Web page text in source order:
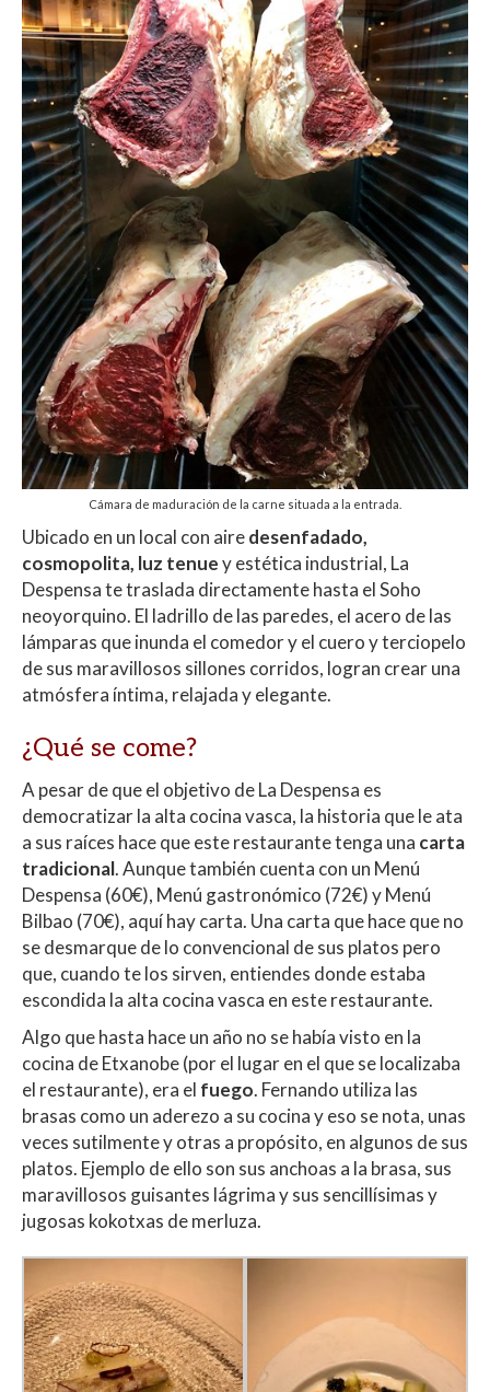
Cámara de maduración de la carne situada a la entrada.
Ubicado en un local con airedesenfadado,
cosmopolita, luz tenuey estética industrial, La
Despensa te traslada directamente hasta el Soho
neoyorquino. El ladrillo de las paredes, el acero de las
lámparas que inunda el comedor y el cuero y terciopelo
de sus maravillosos sillones corridos, logran crear una
atmósfera íntima, relajada y elegante.
¿Qué se come?
A pesar de que el objetivo de La Despensa es
democratizar la alta cocina vasca, la historia que le ata
a sus raíces hace que este restaurante tenga una carta
tradicional. Aunque también cuenta con un Menú
Despensa (60€), Menú gastronómico (72€) y Menú
Bilbao (70€), aquí hay carta. Una carta que hace que no
se desmarque de lo convencional de sus platos pero
que, cuando te los sirven, entiendes donde estaba
escondida la alta cocina vasca en este restaurante.
Algo que hasta hace un año no se había visto en la
cocina de Etxanobe (por el lugar en el que se localizaba
el restaurante), era el fuego. Fernando utiliza las
brasas como un aderezo a su cocina y eso se nota, unas
veces sutilmente y otras a propósito, en algunos de sus
platos. Ejemplo de ello son sus anchoas a la brasa, sus
maravillosos guisantes lágrima y sus sencillísimas y
jugosas kokotxas de merluza.